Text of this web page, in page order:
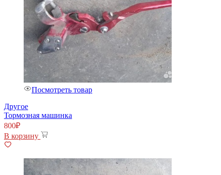
Посмотреть товар
Другое
Тормозная машинка
800₽
В корзину